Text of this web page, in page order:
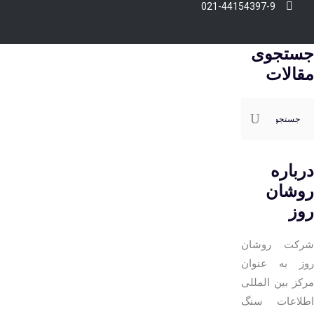
021-44154397-9
جستجوی
مقالات
برای:
درباره
روشان
روز
شرکت روشان
روز به عنوان
مرکز بین المللی
اطلاعات سنگ